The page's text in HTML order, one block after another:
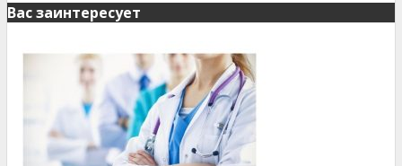
Вас заинтересует